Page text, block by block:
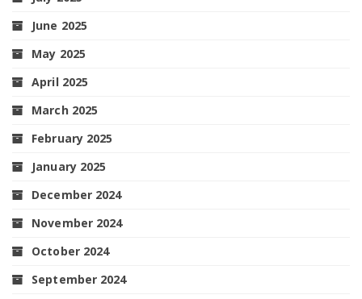
June 2025
May 2025
April 2025
March 2025
February 2025
January 2025
December 2024
November 2024
October 2024
September 2024